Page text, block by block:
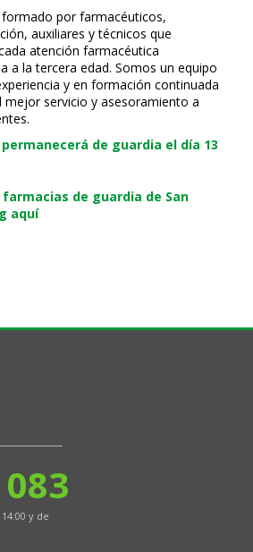
por farmacéuticos,
auxiliares y técnicos que
atención farmacéutica
a la tercera edad. Somos un equipo
y en formación continuada
servicio y asesoramiento a
de guardia el día 13
farmacias de guardia de San
aquí
y de